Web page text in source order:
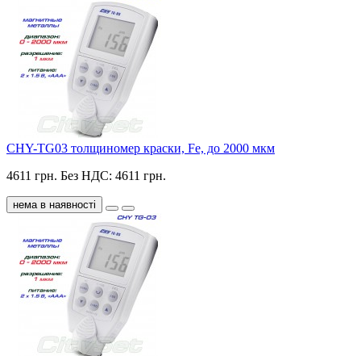
CHY-TG03 толщиномер краски, Fe, до 2000 мкм
4611 грн. Без НДС: 4611 грн.
нема в наявності